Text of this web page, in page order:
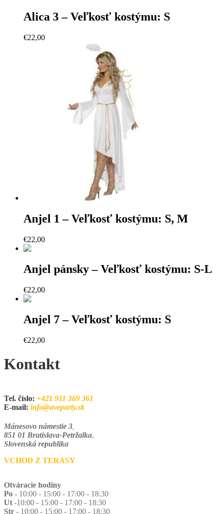
Alica 3 – Veľkosť kostýmu: S
€22,00
Anjel 1 – Veľkosť kostýmu: S, M
€22,00
Anjel pánsky – Veľkosť kostýmu: S-L
€22,00
Anjel 7 – Veľkosť kostýmu: S
€22,00
Kontakt
Tel. číslo: +421 911 369 361
E-mail: info@aveparty.sk
Mánesovo námestie 3
851 01 Bratislava-Petržalka,
Slovenská republika
VCHOD Z TERASY
Otváracie hodiny
Po - 10:00 - 15:00 - 17:00 - 18:30
Ut -10:00 - 15:00 - 17:00 - 18:30
Str - 10:00 - 15:00 - 17:00 - 18:30